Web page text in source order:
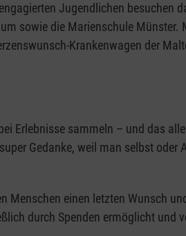
Jugendlichen besuchen
sowie die Marienschule Münster.
Krankenwagen der
Erlebnisse sammeln – und das
Gedanke, weil man selbst
Menschen einen letzten Wunsch
durch Spenden ermöglicht und